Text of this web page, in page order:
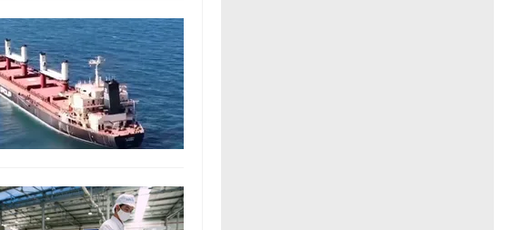
Photo
Infographic
Góc ảnh
Công nghệ
Hitech Công nghệ tương lai
Sản phẩm